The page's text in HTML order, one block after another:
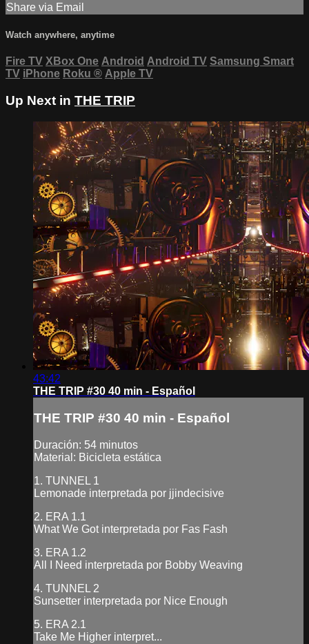
Share via Email
Watch anywhere, anytime
Fire TV XBox One Android Android TV Samsung Smart
TV iPhone Roku ® Apple TV
Up Next in THE TRIP
43:42
THE TRIP #30 40 min - Español
THE TRIP #30 40 min - Español
Duración: 54 minutos
Material: Bicicleta estática
1. TUNNEL 1
Lemonade interpretada por jjindecisive
2. ERA 1.1
What We Got interpretada por Fas Fash
3. ERA 1.2
All I Need interpretada por Bobby Weaving
4. TUNNEL 2
Sunsetter interpretada por Nice Enough
5. ERA 2.1
Take Me Higher interpret...